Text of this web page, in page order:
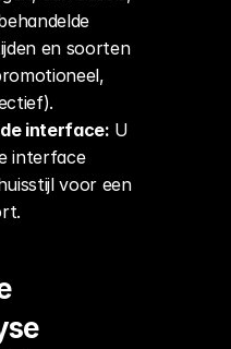
en soorten
interface: U
interface
voor een